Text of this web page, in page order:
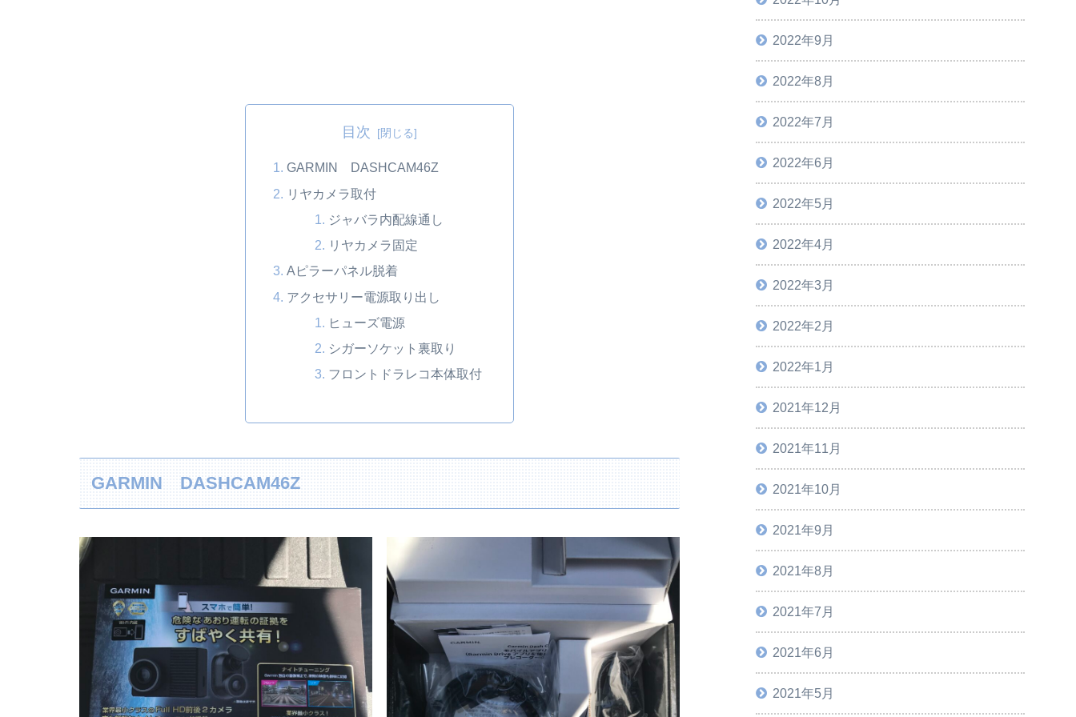
目次
GARMIN DASHCAM46Z
リヤカメラ取付
ジャバラ内配線通し
リヤカメラ固定
Aピラーパネル脱着
アクセサリー電源取り出し
ヒューズ電源
シガーソケット裏取り
フロントドラレコ本体取付
GARMIN DASHCAM46Z
2022年9月
2022年8月
2022年7月
2022年6月
2022年5月
2022年4月
2022年3月
2022年2月
2022年1月
2021年12月
2021年11月
2021年10月
2021年9月
2021年8月
2021年7月
2021年6月
2021年5月